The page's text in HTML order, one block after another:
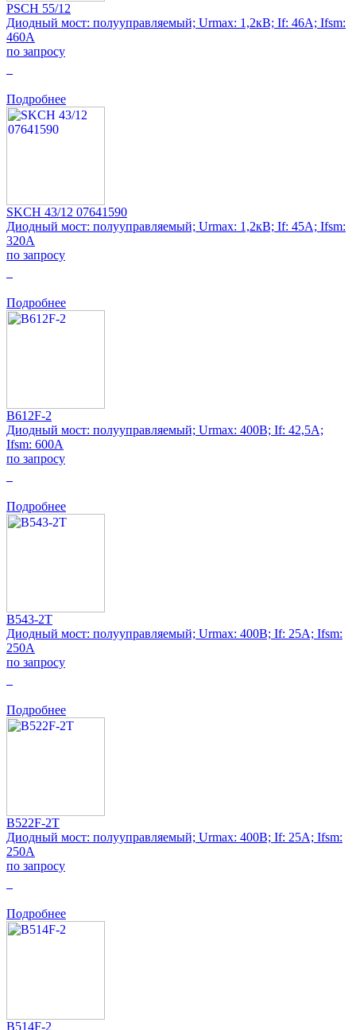
PSCH 55/12
Диодный мост: полууправляемый; Urmax: 1,2кВ; If: 46А; Ifsm:
460А
по запросу
Подробнее
SKCH 43/12 07641590
Диодный мост: полууправляемый; Urmax: 1,2кВ; If: 45А; Ifsm:
320А
по запросу
Подробнее
B612F-2
Диодный мост: полууправляемый; Urmax: 400В; If: 42,5А;
Ifsm: 600А
по запросу
Подробнее
B543-2T
Диодный мост: полууправляемый; Urmax: 400В; If: 25А; Ifsm:
250А
по запросу
Подробнее
B522F-2T
Диодный мост: полууправляемый; Urmax: 400В; If: 25А; Ifsm:
250А
по запросу
Подробнее
B514F-2